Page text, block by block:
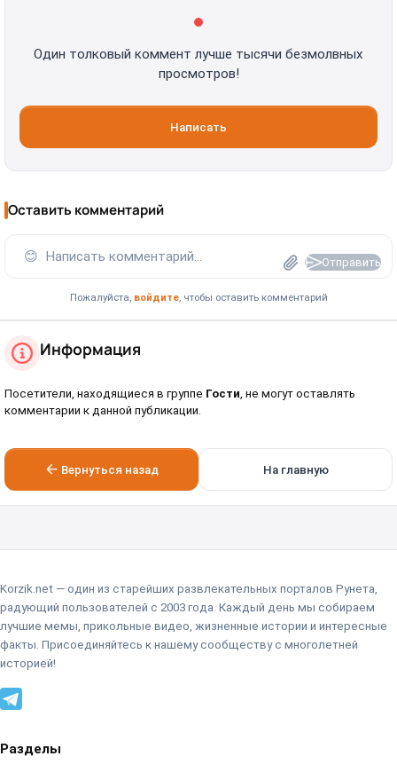
Один толковый коммент лучше тысячи безмолвных
просмотров!
Написать
Оставить комментарий
😊 Написать комментарий... Отправить
Пожалуйста, войдите, чтобы оставить комментарий
Информация
Посетители, находящиеся в группе Гости, не могут оставлять
комментарии к данной публикации.
Вернуться назад На главную
Korzik.net — один из старейших развлекательных порталов Рунета,
радующий пользователей с 2003 года. Каждый день мы собираем
лучшие мемы, прикольные видео, жизненные истории и интересные
факты. Присоединяйтесь к нашему сообществу с многолетней
историей!
Разделы